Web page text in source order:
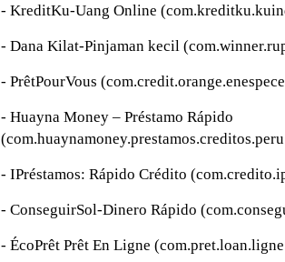
- KreditKu-Uang Online
- Dana Kilat-Pinjaman kecil
- PrêtPourVous
- Huayna Money – Préstamo Rápido
- IPréstamos: Rápido Crédito
- ConseguirSol-Dinero Rápido
- ÉcoPrêt Prêt En Ligne